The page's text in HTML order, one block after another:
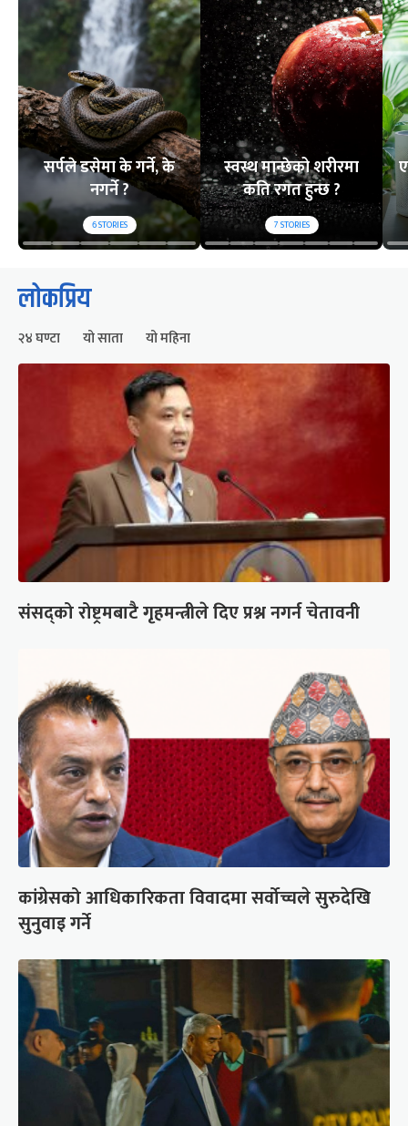
सर्पले डसेमा के गर्ने, के
नगर्ने ?
6STORIES
स्वस्थ मान्छेको शरीरमा
कति रगत हुन्छ ?
7STORIES
लोकप्रिय
२४ घण्टा यो साता यो महिना
संसद्को रोष्ट्रमबाटै गृहमन्त्रीले दिए प्रश्न नगर्न चेतावनी
कांग्रेसको आधिकारिकता विवादमा सर्वोच्चले सुरुदेखि
सुनुवाइ गर्ने